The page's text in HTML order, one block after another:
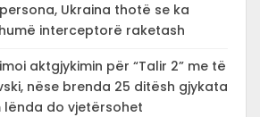
Ukraina thotë se ka
interceptorë raketash
aktgjykimin për “Talir 2” me të
nëse brenda 25 ditësh gjykata
lënda do vjetërsohet